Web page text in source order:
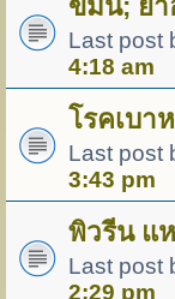
ขมิ้น; ยา
Last post
4:18 am
โรคเบา
Last post
3:43 pm
พิวรีน แ
Last post
2:29 pm